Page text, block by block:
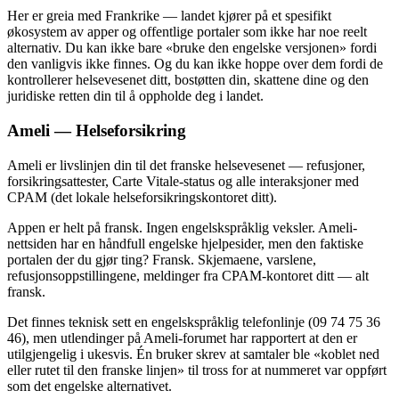
Her er greia med Frankrike — landet kjører på et spesifikt
økosystem av apper og offentlige portaler som ikke har noe reelt
alternativ. Du kan ikke bare «bruke den engelske versjonen» fordi
den vanligvis ikke finnes. Og du kan ikke hoppe over dem fordi de
kontrollerer helsevesenet ditt, bostøtten din, skattene dine og den
juridiske retten din til å oppholde deg i landet.
Ameli — Helseforsikring
Ameli er livslinjen din til det franske helsevesenet — refusjoner,
forsikringsattester, Carte Vitale-status og alle interaksjoner med
CPAM (det lokale helseforsikringskontoret ditt).
Appen er helt på fransk. Ingen engelskspråklig veksler. Ameli-
nettsiden har en håndfull engelske hjelpesider, men den faktiske
portalen der du gjør ting? Fransk. Skjemaene, varslene,
refusjonsoppstillingene, meldinger fra CPAM-kontoret ditt — alt
fransk.
Det finnes teknisk sett en engelskspråklig telefonlinje (09 74 75 36
46), men utlendinger på Ameli-forumet har rapportert at den er
utilgjengelig i ukesvis. Én bruker skrev at samtaler ble «koblet ned
eller rutet til den franske linjen» til tross for at nummeret var oppført
som det engelske alternativet.